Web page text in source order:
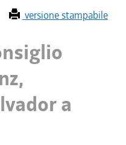
versione stampabile
a